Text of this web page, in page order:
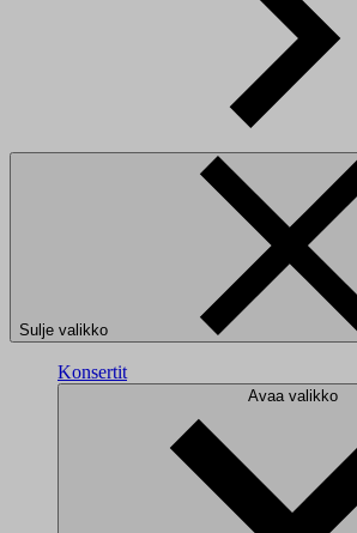
Sulje valikko
Konsertit
Avaa valikko